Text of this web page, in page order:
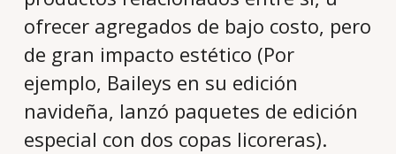
ofrecer agregados de bajo costo, pero
de gran impacto estético (Por
ejemplo, Baileys en su edición
navideña, lanzó paquetes de edición
especial con dos copas licoreras).